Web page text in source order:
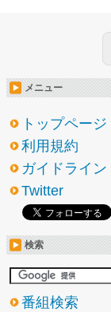
メニュー
トップページ
利用規約
ガイドライン
Twitter
検索
番組検索